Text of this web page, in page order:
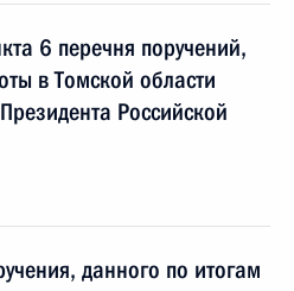
6 перечня поручений,
в Томской области
Российской
данного по итогам